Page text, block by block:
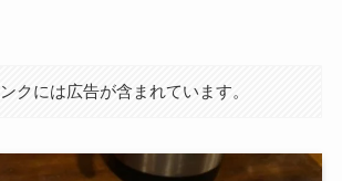
クには広告が含まれています。